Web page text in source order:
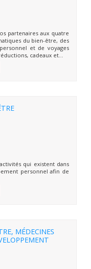
partenaires aux quatre
du bien-être, des
et de voyages
cadeaux et...
qui existent dans
personnel afin de
MÉDECINES